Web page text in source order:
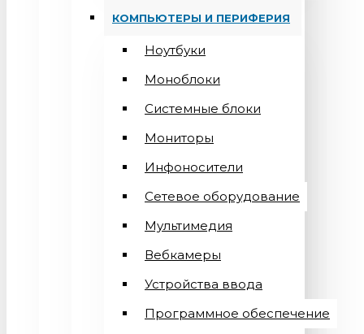
КОМПЬЮТЕРЫ И ПЕРИФЕРИЯ
Ноутбуки
Моноблоки
Системные блоки
Мониторы
Инфоносители
Сетевое оборудование
Мультимедия
Вебкамеры
Устройства ввода
Программное обеспечение